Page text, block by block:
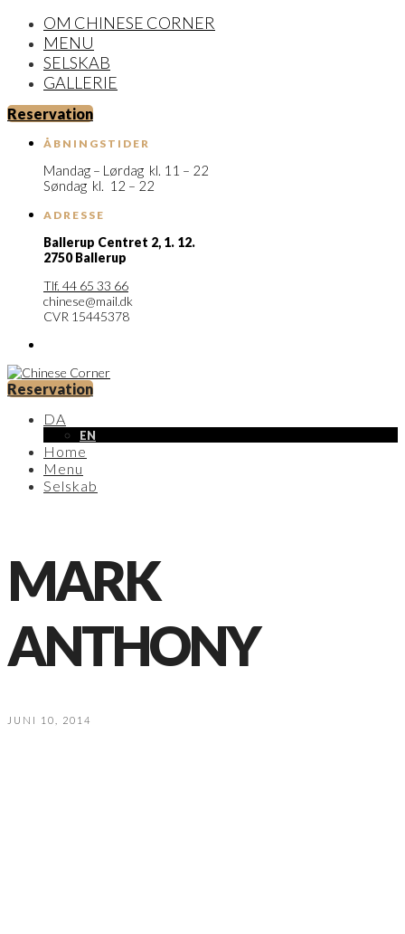
OM CHINESE CORNER
MENU
SELSKAB
GALLERIE
Reservation
ÅBNINGSTIDER
Mandag – Lørdag kl. 11 – 22
Søndag kl. 12 – 22
ADRESSE
Ballerup Centret 2, 1. 12.
2750 Ballerup
Tlf. 44 65 33 66
chinese@mail.dk
CVR 15445378
Reservation
DA
EN
Home
Menu
Selskab
MARK
ANTHONY
JUNI 10, 2014